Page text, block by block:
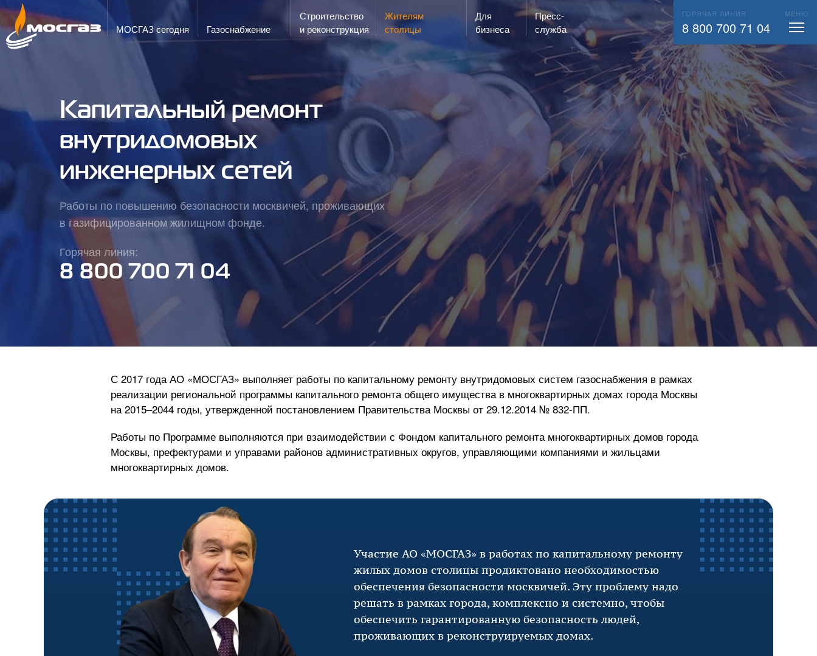
Запах газа?
ЗВОНИ 104 ВЫЗВАТЬ СЛЕСАРЯ
ГОРЯЧАЯ ЛИНИЯ
8 800 700 71 04 info@mos-gaz.ru
МОСГАЗ сегодня Газо­снабжение
Строительство
и реконструкция
Жителям
столицы
Для
бизнеса
Пресс-
служба
ГОРЯЧАЯ ЛИНИЯ
8 800 700 71 04
МЕНЮ
Капитальный ремонт
внутридомовых
инженерных сетей
Работы по повышению безопасности москвичей, проживающих
в газифицированном жилищном фонде.
Горячая линия:
8 800 700 71 04
С 2017 годаАО «МОСГАЗ» выполняет работы по капитальному ремонту внутридомовых систем газоснабжения в рамках
реализации региональной программы капитального ремонта общего имущества в многоквартирных домах города Москвы
на 2015–2044 годы, утвержденной постановлением Правительства Москвы от 29.12.2014 № 832-ПП.
Работы по Программе выполняются при взаимодействии с Фондом капитального ремонта многоквартирных домов города
Москвы, префектурами и управами районов административных округов, управляющими компаниями и жильцами
многоквартирных домов.
Участие АО «МОСГАЗ» в работах по капитальному ремонту
жилых домов столицы продиктовано необходимостью
обеспечения безопасности москвичей. Эту проблему надо
решать в рамках города, комплексно и системно, чтобы
обеспечить гарантированную безопасность людей,
проживающих в реконструируемых домах.